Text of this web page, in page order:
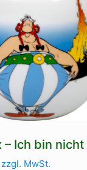
– Ich bin
zzgl. MwSt.